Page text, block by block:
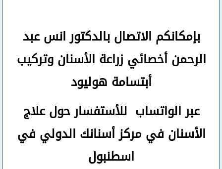
بإمكانكم الاتصال بالدكتور انس عبد
الرحمنأخصائي زراعة الأسنان وتركيب
أبتسامة هوليود
عبر الواتساب للأستفسار حول علاج
الأسنان في مركز أسنانك الدولي في
اسطنبول